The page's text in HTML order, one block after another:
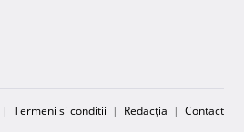
| Termeni si conditii | Redacţia | Contact